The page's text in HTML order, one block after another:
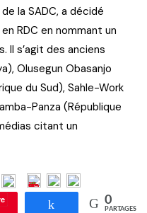
la SADC, a décidé
RDC en nommant un
Il s’agit des anciens
Olusegun Obasanjo
du Sud), Sahle-Work
Panza (République
citant un
Partagez 0
PARTAGES